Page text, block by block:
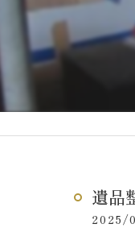
遺品
2025/